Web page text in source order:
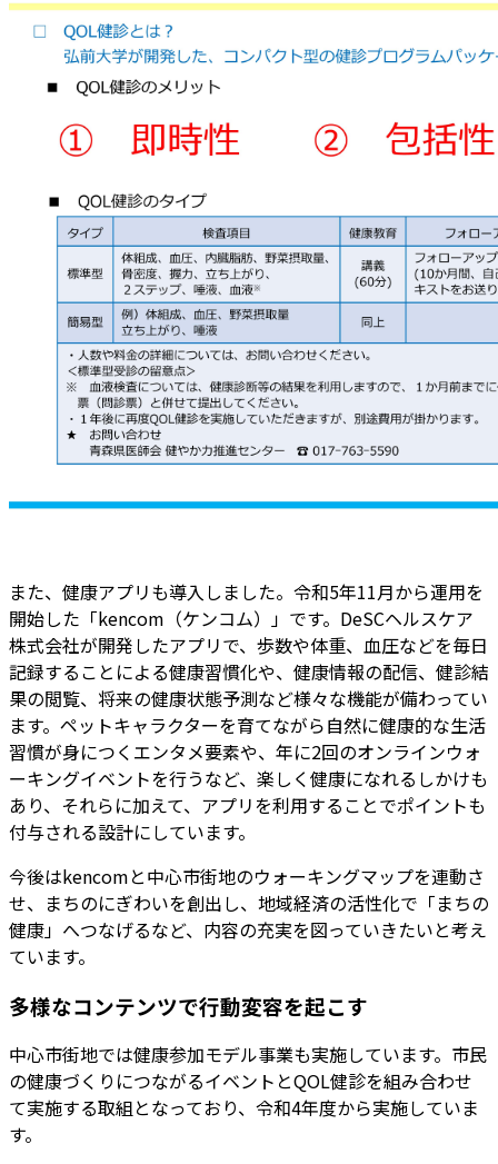
また、健康アプリも導入しました。令和5年11月から運用を
開始した「kencom（ケンコム）」です。DeSCヘルスケア
株式会社が開発したアプリで、歩数や体重、血圧などを毎日
記録することによる健康習慣化や、健康情報の配信、健診結
果の閲覧、将来の健康状態予測など様々な機能が備わってい
ます。ペットキャラクターを育てながら自然に健康的な生活
習慣が身につくエンタメ要素や、年に2回のオンラインウォ
ーキングイベントを行うなど、楽しく健康になれるしかけも
あり、それらに加えて、アプリを利用することでポイントも
付与される設計にしています。
今後はkencomと中心市街地のウォーキングマップを連動さ
せ、まちのにぎわいを創出し、地域経済の活性化で「まちの
健康」へつなげるなど、内容の充実を図っていきたいと考え
ています。
多様なコンテンツで行動変容を起こす
中心市街地では健康参加モデル事業も実施しています。市民
の健康づくりにつながるイベントとQOL健診を組み合わせ
て実施する取組となっており、令和4年度から実施していま
す。